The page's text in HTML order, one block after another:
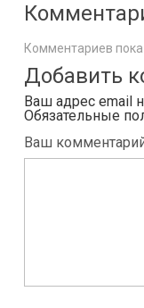
Комментариев
Добавить
Ваш адрес email
Обязательные
Ваш